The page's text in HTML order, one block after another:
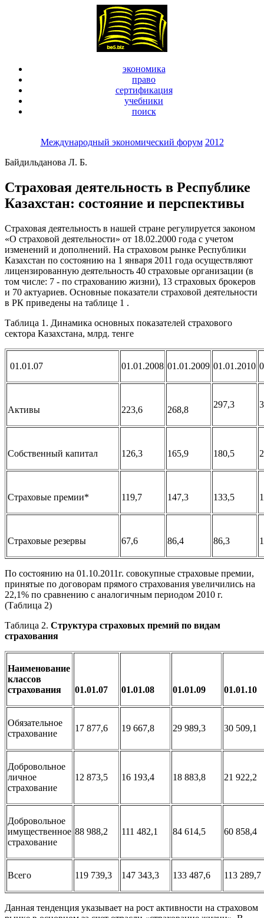
экономика
право
сертификация
учебники
поиск
Международный экономический форум 2012
Байдильданова Л. Б.
Страховая деятельность в Республике
Казахстан: состояние и перспективы
Страховая деятельность в нашей стране регулируется законом
«О страховой деятельности» от 18.02.2000 года с учетом
изменений и дополнений. На страховом рынке Республики
Казахстан по состоянию на 1 января 2011 года осуществляют
лицензированную деятельность 40 страховые организации (в
том числе: 7 - по страхованию жизни), 13 страховых брокеров
и 70 актуариев. Основные показатели страховой деятельности
в РК приведены на таблице 1 .
Таблица 1. Динамика основных показателей страхового
сектора Казахстана, млрд. тенге
01.01.07 01.01.2008 01.01.2009 01.01.2010
Активы 223,6 268,8
297,3
Собственный капитал 126,3 165,9 180,5
Страховые премии* 119,7 147,3 133,5
Страховые резервы 67,6 86,4 86,3
По состоянию на 01.10.2011г. совокупные страховые премии,
принятые по договорам прямого страхования увеличились на
22,1% по сравнению с аналогичным периодом 2010 г.
(Таблица 2)
Таблица 2. Структура страховых премий по видам
страхования
Наименование
классов
страхования
01.01.07 01.01.08 01.01.09 01.01.10
Обязательное
страхование
17 877,6 19 667,8 29 989,3 30 509,1
Добровольное
личное
страхование
12 873,5 16 193,4 18 883,8 21 922,2
Добровольное
имущественное
страхование
88 988,2 111 482,1 84 614,5 60 858,4
Всего 119 739,3 147 343,3 133 487,6 113 289,7
Данная тенденция указывает на рост активности на страховом